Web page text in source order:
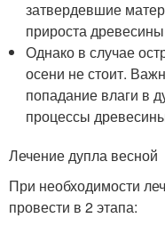
затвердевшие
прироста
Однако в случае
осени не стоит.
попадание влаги в
процессы
Лечение дупла весной
При необходимости
провести в 2 этапа: